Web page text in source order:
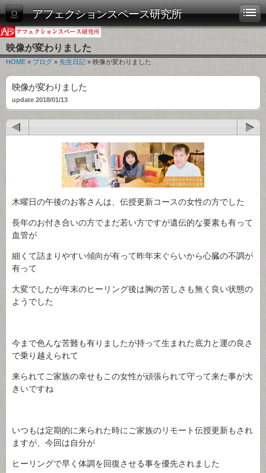
アフェクションスペース研究所
映像が変わりました
HOME » ブログ » 先生日記 » 映像が変わりました
映像が変わりました
update 2018/01/13
木曜日の午後のお客さんは、伝授更新コースの女性の方でした
長年のお付き合いの方でまだ若い方ですが遺伝的な要素も有って
血管が
細くて詰まりやすい傾向が有って昨年末ぐらいから心臓の不調が
有って
大変でしたが年末のヒーリング後は胸の苦しさも無く良い状態の
ようでした
今まで色んな苦難も有りましたが持って生まれた底力と運の良さ
で乗り越えられて
来られてご家族の幸せもこの女性が頑張られて守って来た事が大
きいですね
いつもは定期的に来られた時にご家族のリモート伝授更新もされ
ますが、今回は自分が
ヒーリングで早く体調を回復させる事を優先されました